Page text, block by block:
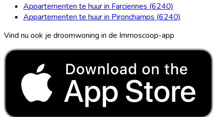
Appartementen te huur in Farciennes (6240)
Appartementen te huur in Pironchamps (6240)
Vind nu ook je droomwoning in de Immoscoop-app